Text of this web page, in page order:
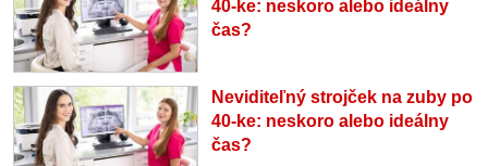
40-ke: neskoro alebo ideálny
čas?
Neviditeľný strojček na zuby po
40-ke: neskoro alebo ideálny
čas?